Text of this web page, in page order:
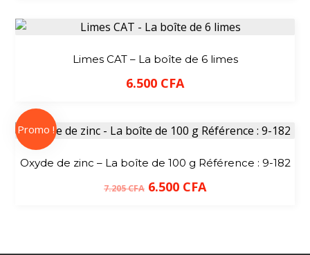
Limes CAT – La boîte de 6 limes
6.500 CFA
Oxyde de zinc – La boîte de 100 g Référence : 9-182
7.205CFA 6.500 CFA
Promo !